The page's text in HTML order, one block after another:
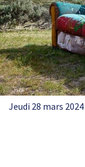
Jeudi 28 mars 2024